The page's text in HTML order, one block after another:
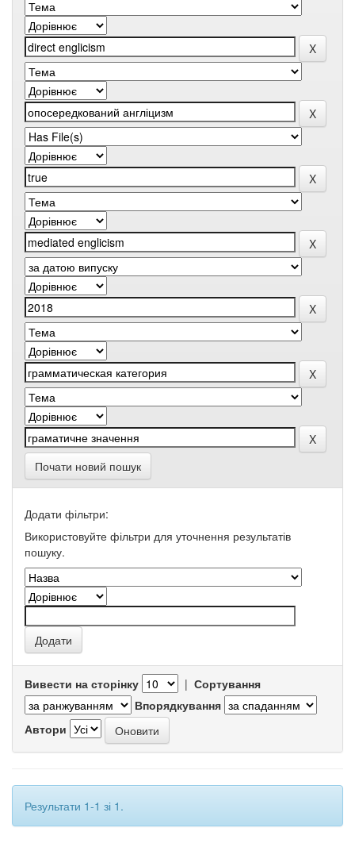
Почати новий пошук
Додати фільтри:
Використовуйте фільтри для уточнення результатів
пошуку.
Вивести на сторінку | Сортування
Впорядкування
Автори
Результати 1-1 зі 1.